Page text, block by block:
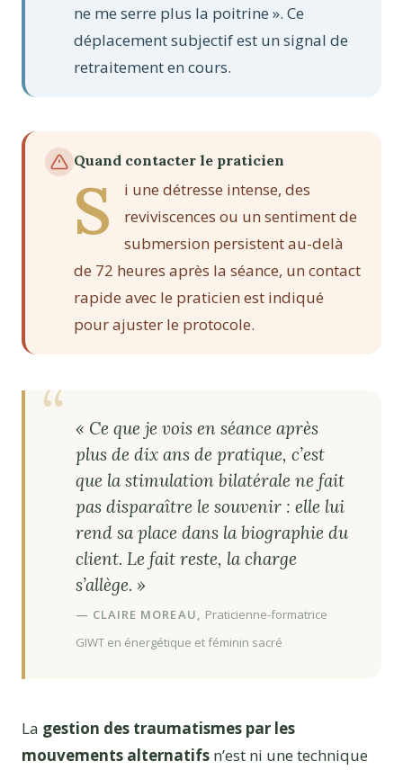
ne me serre plus la poitrine ». Ce
déplacement subjectif est un signal de
retraitement en cours.
Quand contacter le praticien
S
i une détresse intense, des
reviviscences ou un sentiment de
submersion persistent au-delà
de 72 heures après la séance, un contact
rapide avec le praticien est indiqué
pour ajuster le protocole.
« Ce que je vois en séance après
plus de dix ans de pratique, c’est
que la stimulation bilatérale ne fait
pas disparaître le souvenir : elle lui
rend sa place dans la biographie du
client. Le fait reste, la charge
s’allège. »
— CLAIRE MOREAU, Praticienne-formatrice
GIWT en énergétique et féminin sacré
La gestion des traumatismes par les
mouvements alternatifs n’est ni une technique